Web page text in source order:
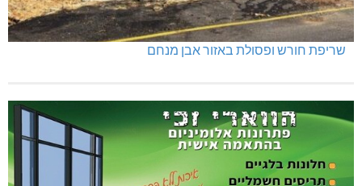
שריפת חורש ופסולת באזור אבן מנחם